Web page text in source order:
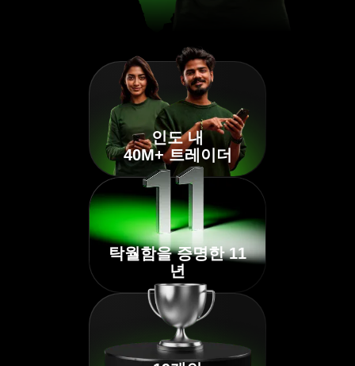
인도 내
40M+ 트레이더
탁월함을 증명한 11
년